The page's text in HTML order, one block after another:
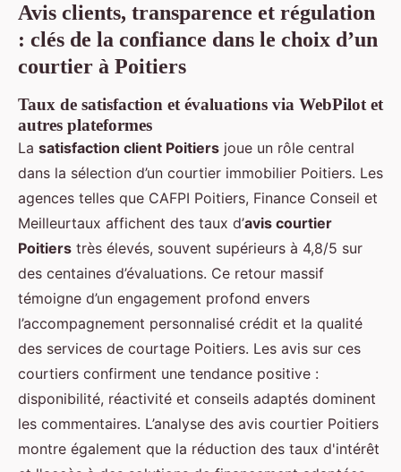
Avis clients, transparence et régulation
: clés de la confiance dans le choix d’un
courtier à Poitiers
Taux de satisfaction et évaluations via WebPilot et
autres plateformes
La satisfaction client Poitiers joue un rôle central
dans la sélection d’un courtier immobilier Poitiers. Les
agences telles que CAFPI Poitiers, Finance Conseil et
Meilleurtaux affichent des taux d’avis courtier
Poitiers très élevés, souvent supérieurs à 4,8/5 sur
des centaines d’évaluations. Ce retour massif
témoigne d’un engagement profond envers
l’accompagnement personnalisé crédit et la qualité
des services de courtage Poitiers. Les avis sur ces
courtiers confirment une tendance positive :
disponibilité, réactivité et conseils adaptés dominent
les commentaires. L’analyse des avis courtier Poitiers
montre également que la réduction des taux d'intérêt